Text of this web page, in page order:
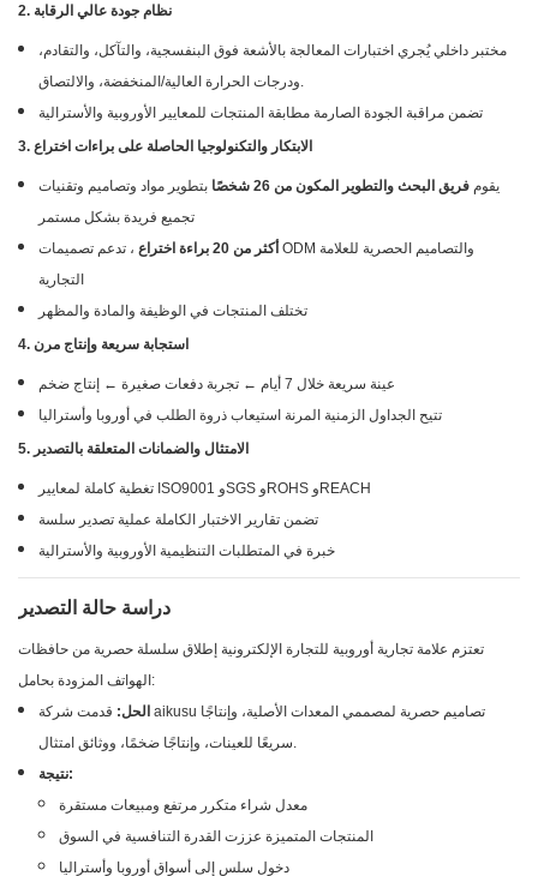
2. نظام جودة عالي الرقابة
مختبر داخلي يُجري اختبارات المعالجة بالأشعة فوق البنفسجية، والتآكل، والتقادم،
ودرجات الحرارة العالية/المنخفضة، والالتصاق.
تضمن مراقبة الجودة الصارمة مطابقة المنتجات للمعايير الأوروبية والأسترالية
3. الابتكار والتكنولوجيا الحاصلة على براءات اختراع
يقومفريق البحث والتطوير المكون من 26 شخصًا
بتطوير مواد وتصاميم وتقنيات
تجميع فريدة بشكل مستمر
أكثر من 20 براءة اختراع
، تدعم تصميمات ODM والتصاميم الحصرية للعلامة
التجارية
تختلف المنتجات في الوظيفة والمادة والمظهر
4. استجابة سريعة وإنتاج مرن
عينة سريعة خلال 7 أيام ← تجربة دفعات صغيرة ← إنتاج ضخم
تتيح الجداول الزمنية المرنة استيعاب ذروة الطلب في أوروبا وأستراليا
5. الامتثال والضمانات المتعلقة بالتصدير
تغطية كاملة لمعايير ISO9001 وSGS وROHS وREACH
تضمن تقارير الاختبار الكاملة عملية تصدير سلسة
خبرة في المتطلبات التنظيمية الأوروبية والأسترالية
دراسة حالة التصدير
تعتزم علامة تجارية أوروبية للتجارة الإلكترونية إطلاق سلسلة حصرية من حافظات
الهواتف المزودة بحامل:
الحل: قدمت شركة aikusu تصاميم حصرية لمصممي المعدات الأصلية، وإنتاجًا
سريعًا للعينات، وإنتاجًا ضخمًا، ووثائق امتثال.
نتيجة:
معدل شراء متكرر مرتفع ومبيعات مستقرة
المنتجات المتميزة عززت القدرة التنافسية في السوق
دخول سلس إلى أسواق أوروبا وأستراليا